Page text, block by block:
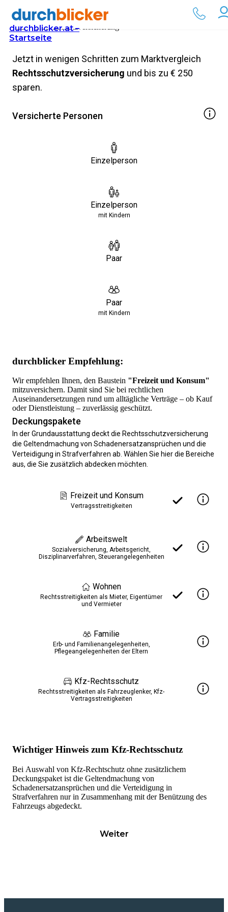
durchblicker.at –
Startseite
Rechtsschutzversicherung
2
Ergebnis
Jetzt in wenigen Schritten zum Marktvergleich
Rechtsschutzversicherung und bis zu € 250
sparen.
Versicherte Personen
Einzelperson
Einzelperson
mit Kindern
Paar
Paar
mit Kindern
durchblicker Empfehlung:
Wir empfehlen Ihnen, den Baustein "Freizeit und Konsum"
mitzuversichern. Damit sind Sie bei rechtlichen
Auseinandersetzungen rund um alltägliche Verträge – ob Kauf
oder Dienstleistung – zuverlässig geschützt.
Deckungspakete
In der Grundausstattung deckt die Rechtsschutzversicherung
die Geltendmachung von Schadenersatzansprüchen und die
Verteidigung in Strafverfahren ab. Wählen Sie hier die Bereiche
aus, die Sie zusätzlich abdecken möchten.
Freizeit und Konsum
Vertragsstreitigkeiten
Arbeitswelt
Sozialversicherung, Arbeitsgericht,
Disziplinarverfahren, Steuerangelegenheiten
Wohnen
Rechtsstreitigkeiten als Mieter, Eigentümer
und Vermieter
Familie
Erb- und Familienangelegenheiten,
Pflegeangelegenheiten der Eltern
Kfz-Rechtsschutz
Rechtsstreitigkeiten als Fahrzeuglenker, Kfz-
Vertragsstreitigkeiten
Wichtiger Hinweis zum Kfz-Rechtsschutz
Bei Auswahl von Kfz-Rechtschutz ohne zusätzlichem
Deckungspaket ist die Geltendmachung von
Schadenersatzansprüchen und die Verteidigung in
Strafverfahren nur in Zusammenhang mit der Benützung des
Fahrzeugs abgedeckt.
Weiter